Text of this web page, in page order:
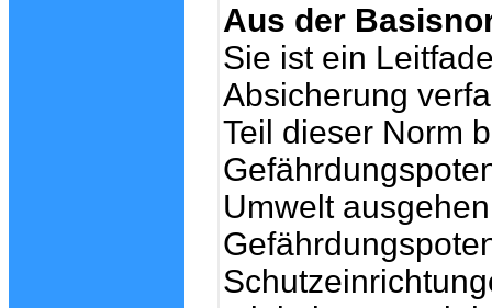
Aus der
Sie ist ein
Absicherung
Teil dieser Norm
Umwelt